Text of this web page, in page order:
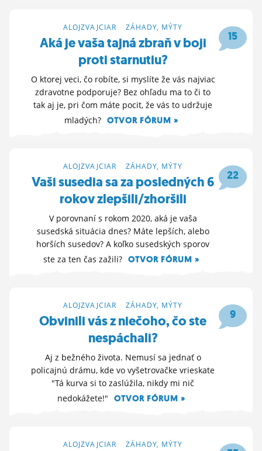
NASTAVENIA
ROLETA
2. 4. 2026 22:28
15
ALOJZVAJCIAR ZÁHADY, MÝTY
Aká je vaša tajná zbraň v boji
proti starnutiu?
O ktorej veci, čo robíte, si myslíte že vás najviac
zdravotne podporuje? Bez ohľadu ma to či to
tak aj je, pri čom máte pocit, že vás to udržuje
mladých? OTVOR FÓRUM »
22
ALOJZVAJCIAR ZÁHADY, MÝTY
Vaši susedia sa za posledných 6
rokov zlepšili/zhoršili
V porovnaní s rokom 2020, aká je vaša
susedská situácia dnes? Máte lepších, alebo
horších susedov? A koľko susedských sporov
ste za ten čas zažili? OTVOR FÓRUM »
9
ALOJZVAJCIAR ZÁHADY, MÝTY
Obvinili vás z niečoho, čo ste
nespáchali?
Aj z bežného života. Nemusí sa jednať o
policajnú drámu, kde vo vyšetrovačke vrieskate
"Tá kurva si to zaslúžila, nikdy mi nič
nedokážete!"
OTVOR FÓRUM »
ALOJZVAJCIAR ZÁHADY, MÝTY